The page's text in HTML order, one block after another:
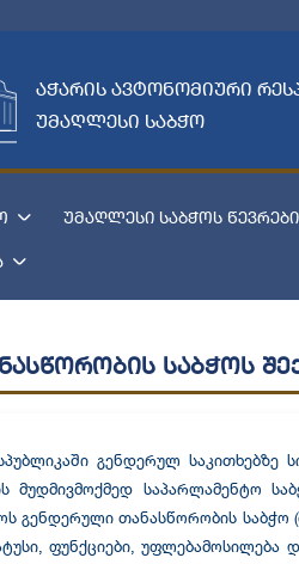
აჭარის ავტონომიური
უმაღლესი საბჭო
უმაღლესი საბჭოს წევრები
საბჭოს
გენდერულ საკითხებზე
მუდმივმოქმედ საპარლამენტო
გენდერული თანასწორობის
ფუნქციები,